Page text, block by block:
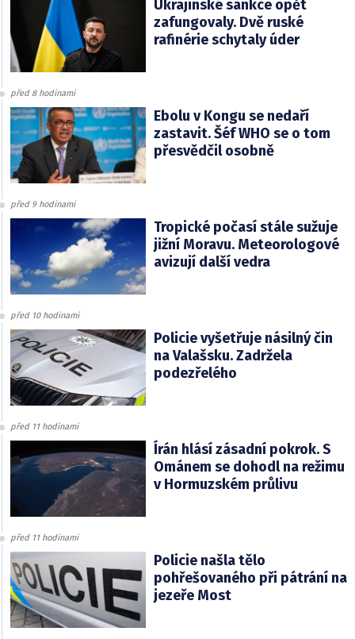
Ukrajinské sankce opět
zafungovaly. Dvě ruské
rafinérie schytaly úder
před 8 hodinami
Ebolu v Kongu se nedaří
zastavit. Šéf WHO se o tom
přesvědčil osobně
před 9 hodinami
Tropické počasí stále sužuje
jižní Moravu. Meteorologové
avizují další vedra
před 10 hodinami
Policie vyšetřuje násilný čin
na Valašsku. Zadržela
podezřelého
před 11 hodinami
Írán hlásí zásadní pokrok. S
Ománem se dohodl na režimu
v Hormuzském průlivu
před 11 hodinami
Policie našla tělo
pohřešovaného při pátrání na
jezeře Most